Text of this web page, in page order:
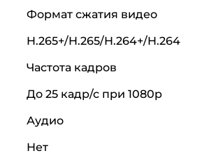
Формат сжатия видео
H.265+/H.265/H.264+/H.264
Частота кадров
До 25 кадр/с при 1080p
Аудио
Нет